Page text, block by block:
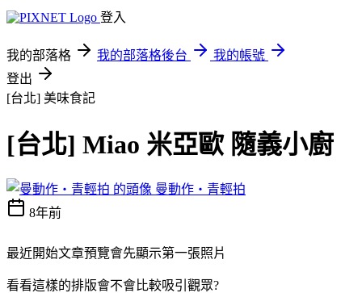
登入
我的部落格 我的部落格後台
我的帳號
登出
[台北] 美味食記
[台北] Miao 米亞歐 隨義小廚
曼動作‧青輕拍
8年前
最近開始文章預覽會先顯示第一張照片
看看這樣的排版會不會比較吸引觀眾?